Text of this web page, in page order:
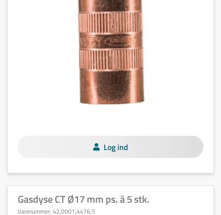
Log ind
Gasdyse CT Ø17 mm ps. á 5 stk.
Varenummer: 42,0001,4476,5